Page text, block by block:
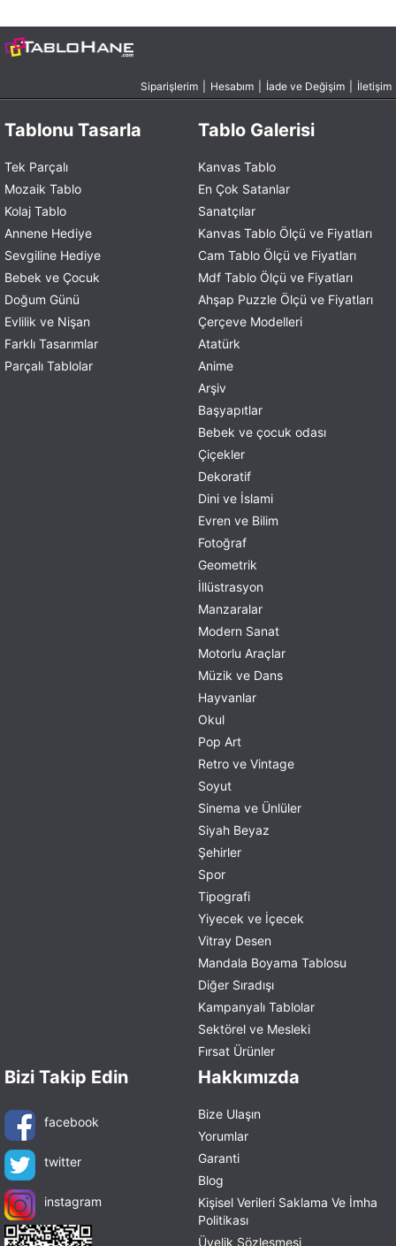
Siparişlerim Hesabım İade ve Değişim İletişim
Tablonu Tasarla
Tek Parçalı
Mozaik Tablo
Kolaj Tablo
Annene Hediye
Sevgiline Hediye
Bebek ve Çocuk
Doğum Günü
Evlilik ve Nişan
Farklı Tasarımlar
Parçalı Tablolar
Tablo Galerisi
Kanvas Tablo
En Çok Satanlar
Sanatçılar
Kanvas Tablo Ölçü ve Fiyatları
Cam Tablo Ölçü ve Fiyatları
Mdf Tablo Ölçü ve Fiyatları
Ahşap Puzzle Ölçü ve Fiyatları
Çerçeve Modelleri
Atatürk
Anime
Arşiv
Başyapıtlar
Bebek ve çocuk odası
Çiçekler
Dekoratif
Dini ve İslami
Evren ve Bilim
Fotoğraf
Geometrik
İllüstrasyon
Manzaralar
Modern Sanat
Motorlu Araçlar
Müzik ve Dans
Hayvanlar
Okul
Pop Art
Retro ve Vintage
Soyut
Sinema ve Ünlüler
Siyah Beyaz
Şehirler
Spor
Tipografi
Yiyecek ve İçecek
Vitray Desen
Mandala Boyama Tablosu
Diğer Sıradışı
Kampanyalı Tablolar
Sektörel ve Mesleki
Fırsat Ürünler
Bizi Takip Edin
facebook
twitter
instagram
Hakkımızda
Bize Ulaşın
Yorumlar
Garanti
Blog
Kişisel Verileri Saklama Ve İmha
Politikası
Üyelik Sözleşmesi